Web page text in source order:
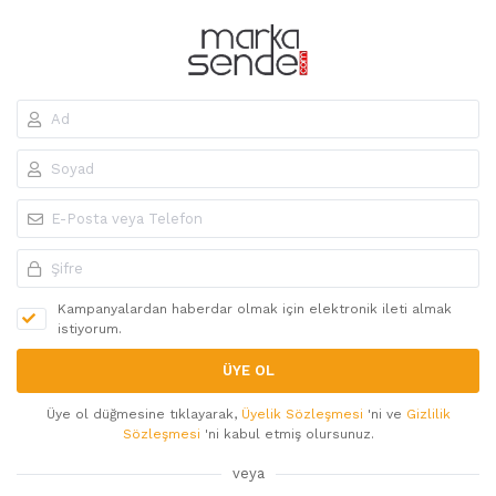
Kampanyalardan haberdar olmak için elektronik ileti almak
istiyorum.
ÜYE OL
Üye ol düğmesine tıklayarak, Üyelik Sözleşmesi 'ni ve Gizlilik
Sözleşmesi 'ni kabul etmiş olursunuz.
veya